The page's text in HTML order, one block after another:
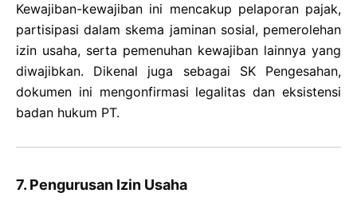
Kewajiban-kewajiban ini mencakup pelaporan pajak,
partisipasi dalam skema jaminan sosial, pemerolehan
izin usaha, serta pemenuhan kewajiban lainnya yang
diwajibkan. Dikenal juga sebagai SK Pengesahan,
dokumen ini mengonfirmasi legalitas dan eksistensi
badan hukum PT.
7. Pengurusan Izin Usaha